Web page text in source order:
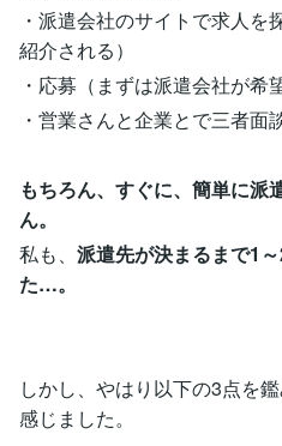
・派遣会社のサイトで求人
紹介される）
・応募（まずは派遣会社が希
・営業さんと企業とで三者面
もちろん、すぐに、簡単に派
ん。
私も、 派遣先が決まるまで1
た…。
しかし、やはり以下の3点を
感じました。